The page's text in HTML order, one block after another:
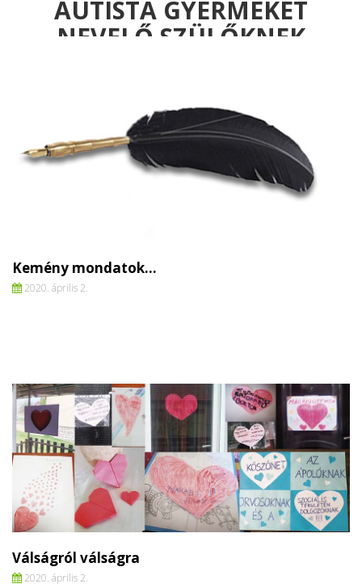
AUTISTA GYERMEKET
NEVELŐ SZÜLŐKNEK
Kemény mondatok…
2020. április 2.
Válságról válságra
2020. április 2.